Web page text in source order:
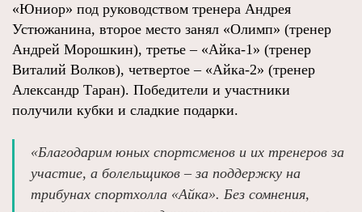
«Юниор» под руководством тренера Андрея
Устюжанина, второе место занял «Олимп» (тренер
Андрей Морошкин), третье – «Айка-1» (тренер
Виталий Волков), четвертое – «Айка-2» (тренер
Александр Таран). Победители и участники
получили кубки и сладкие подарки.
«Благодарим юных спортсменов и их тренеров за
участие, а болельщиков – за поддержку на
трибунах спортхолла «Айка». Без сомнения,